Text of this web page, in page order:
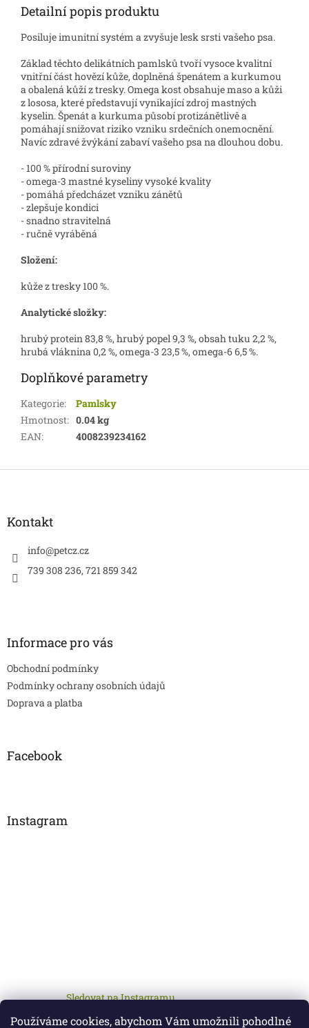
Používáme cookies, abychom Vám umožnili pohodlné
Detailní popis produktu
Posiluje imunitní systém a zvyšuje lesk srsti vašeho psa.
Základ těchto delikátních pamlsků tvoří vysoce kvalitní
vnitřní část hovězí kůže, doplněná špenátem a kurkumou
a obalená kůží z tresky. Omega kost obsahuje maso a kůži
z lososa, které představují vynikající zdroj mastných
kyselin. Špenát a kurkuma působí protizánětlivě a
pomáhají snižovat riziko vzniku srdečních onemocnění.
Navíc zdravé žvýkání zabaví vašeho psa na dlouhou dobu.
- 100 % přírodní suroviny
- omega-3 mastné kyseliny vysoké kvality
- pomáhá předcházet vzniku zánětů
- zlepšuje kondici
- snadno stravitelná
- ručně vyráběná
Složení:
kůže z tresky 100 %.
Analytické složky:
hrubý protein 83,8 %, hrubý popel 9,3 %, obsah tuku 2,2 %,
hrubá vláknina 0,2 %, omega-3 23,5 %, omega-6 6,5 %.
Doplňkové parametry
Kategorie:
Pamlsky
Hmotnost: 0.04 kg
EAN: 4008239234162
Kontakt
info@petcz.cz
739 308 236, 721 859 342
Informace pro vás
Obchodní podmínky
Podmínky ochrany osobních údajů
Doprava a platba
Facebook
Instagram
Sledovat na Instagramu